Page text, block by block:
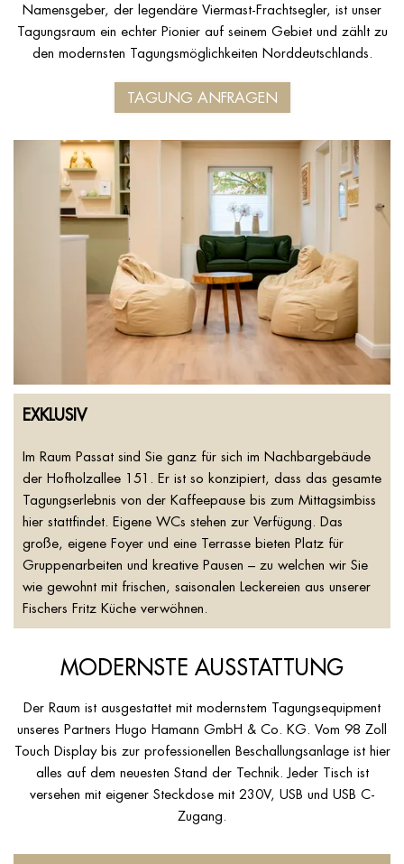
Namensgeber, der legendäre Viermast-Frachtsegler, ist unser
Tagungsraum ein echter Pionier auf seinem Gebiet und zählt zu
den modernsten Tagungsmöglichkeiten Norddeutschlands.
TAGUNG ANFRAGEN
EXKLUSIV
Im Raum Passat sind Sie ganz für sich im Nachbargebäude
der Hofholzallee 151. Er ist so konzipiert, dass das gesamte
Tagungserlebnis von der Kaffeepause bis zum Mittagsimbiss
hier stattfindet. Eigene WCs stehen zur Verfügung. Das
große, eigene Foyer und eine Terrasse bieten Platz für
Gruppenarbeiten und kreative Pausen – zu welchen wir Sie
wie gewohnt mit frischen, saisonalen Leckereien aus unserer
Fischers Fritz Küche verwöhnen.
MODERNSTE AUSSTATTUNG
Der Raum ist ausgestattet mit modernstem Tagungsequipment
unseres Partners Hugo Hamann GmbH & Co. KG. Vom 98 Zoll
Touch Display bis zur professionellen Beschallungsanlage ist hier
alles auf dem neuesten Stand der Technik. Jeder Tisch ist
versehen mit eigener Steckdose mit 230V, USB und USB C-
Zugang.